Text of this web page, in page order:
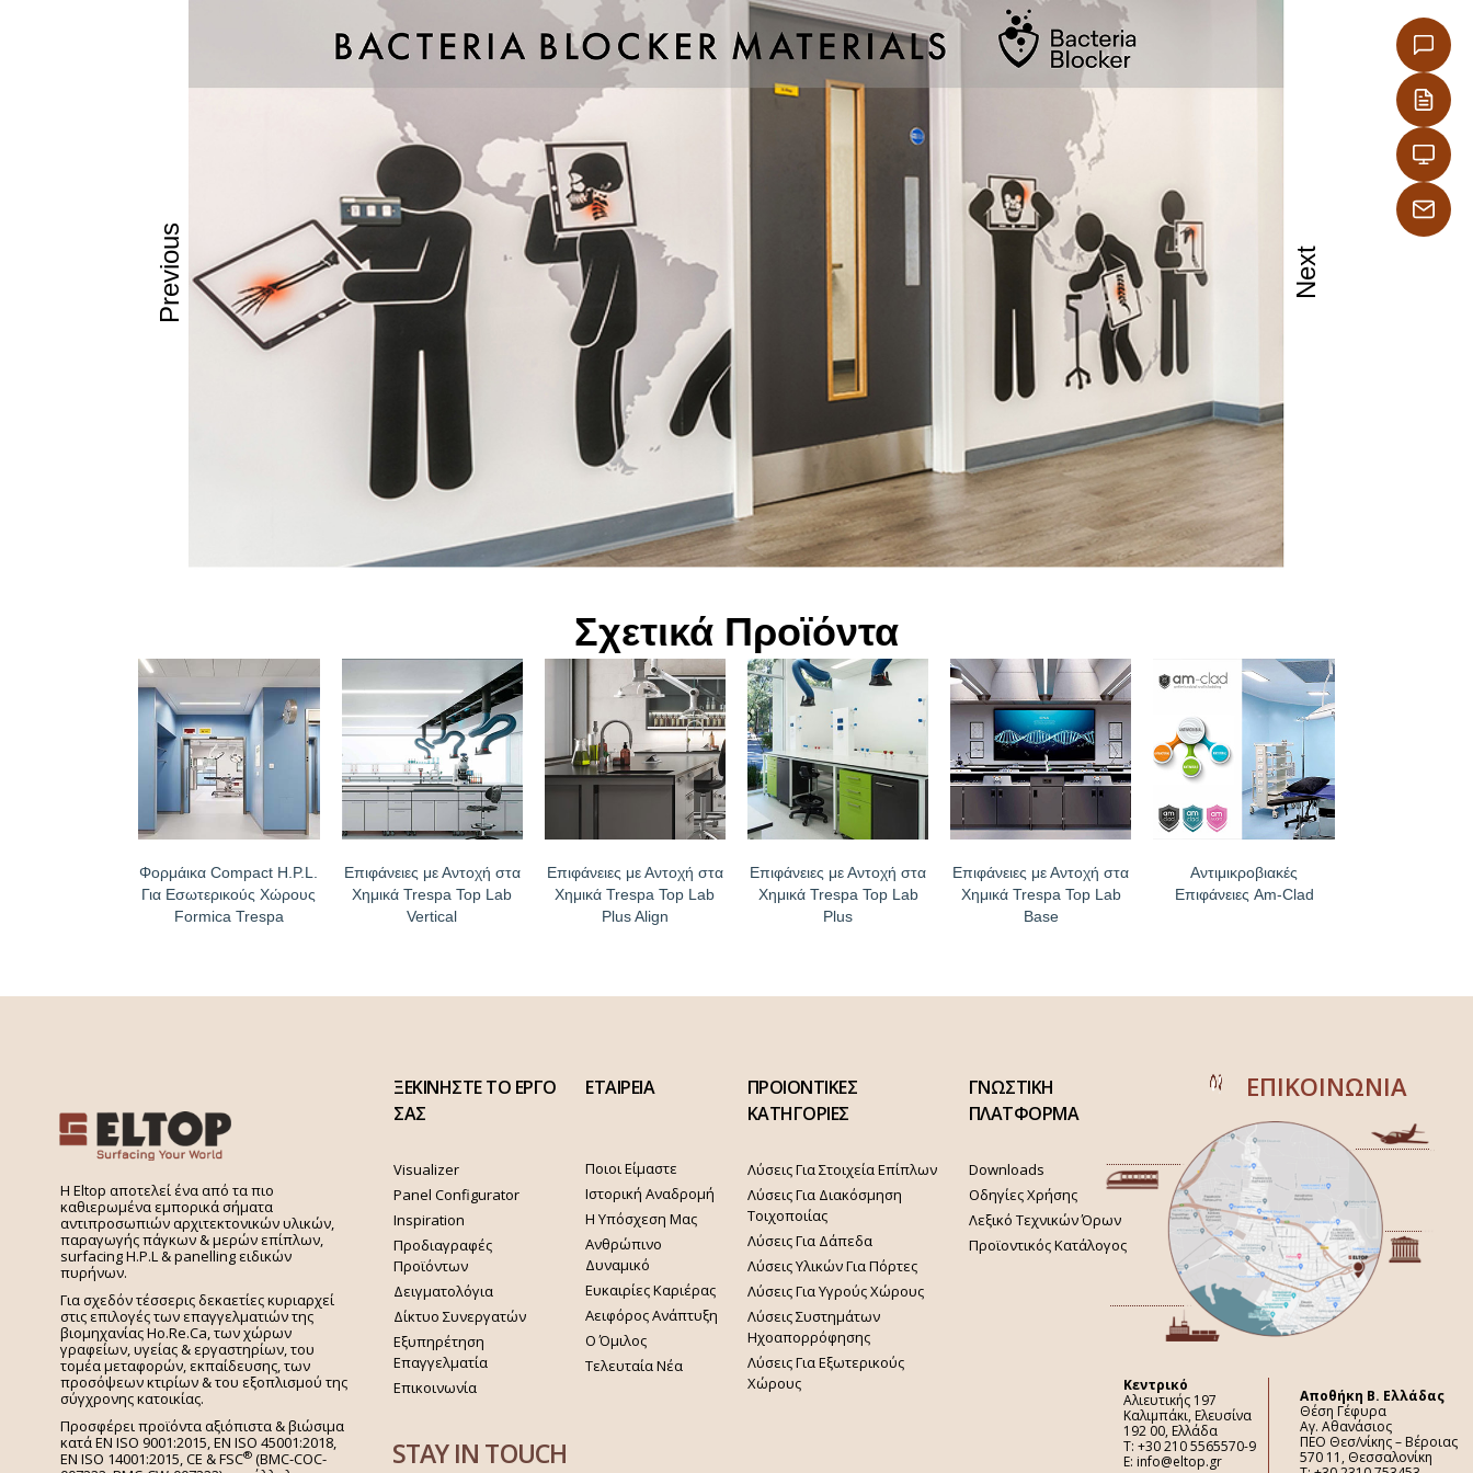
Χαρακτηριστικά
Εύκολο στο καθάρισμα
Ανθεκτικό στα χτυπήματα- κρούσεις
Αντοχή στη θερμότητα
Ανθεκτικό στις γρατσουνιές και στη φθορά
Κατάλληλο για επαφή με τρόφιμα
Εφαρμογές
Χώροι Υγείας:
Νοσοκομεία και χειρουργεία, Κέντρα ιατρικής ανάλυσης, Εργαστήρια,
Γηροκομεία.
Δημόσιοι χώροι:
Δημόσια κτίρια, Σχολεία, Πισίνες, Γυμναστήρια.
Κατοικία:
Κουζίνα, Μπάνιο, Παιδικά δωμάτια.
Επένδυση επιφανειών:Έπιπλα, Επένδυση τοιχοποιίας, Πόρτες, Θάλαμοι ανελκυστήρων.
Previous Next
Σχετικά Προϊόντα
Φορμάικα Compact H.P.L.
Για Εσωτερικούς Χώρους
Formica Trespa
Επιφάνειες με Αντοχή στα
Χημικά Trespa Top Lab
Vertical
Επιφάνειες με Αντοχή στα
Χημικά Trespa Top Lab
Plus Align
Επιφάνειες με Αντοχή στα
Χημικά Trespa Top Lab
Plus
Επιφάνειες με Αντοχή στα
Χημικά Trespa Top Lab
Base
Αντιμικροβιακές
Επιφάνειες Am-Clad
H Eltop αποτελεί ένα από τα πιο
καθιερωμένα εμπορικά σήματα
αντιπροσωπιών αρχιτεκτονικών υλικών,
παραγωγής πάγκων & μερών επίπλων,
surfacing H.P.L & panelling ειδικών
πυρήνων.
Για σχεδόν τέσσερις δεκαετίες κυριαρχεί
στις επιλογές των επαγγελματιών της
βιομηχανίας Ho.Re.Ca, των χώρων
γραφείων, υγείας & εργαστηρίων, του
τομέα μεταφορών, εκπαίδευσης, των
προσόψεων κτιρίων & του εξοπλισμού της
σύγχρονης κατοικίας.
Προσφέρει προϊόντα αξιόπιστα & βιώσιμα
κατά EN ISO 9001:2015, EN ISO 45001:2018,
EN ISO 14001:2015,CE & FSC® (BMC-COC-
ΞΕΚΙΝΗΣΤΕ ΤΟ ΕΡΓΟ
ΣΑΣ
Visualizer
Panel Configurator
Inspiration
Προδιαγραφές
Προϊόντων
Δειγματολόγια
Δίκτυο Συνεργατών
Εξυπηρέτηση
Επαγγελματία
Επικοινωνία
ΕΤΑΙΡΕΙΑ
Ποιοι Είμαστε
Ιστορική Αναδρομή
Η Υπόσχεση Μας
Ανθρώπινο
Δυναμικό
Ευκαιρίες Καριέρας
Αειφόρος Ανάπτυξη
Ο Όμιλος
Τελευταία Νέα
ΠΡΟΙΟΝΤΙΚΕΣ
ΚΑΤΗΓΟΡΙΕΣ
Λύσεις Για Στοιχεία Επίπλων
Λύσεις Για Διακόσμηση
Τοιχοποιίας
Λύσεις Για Δάπεδα
Λύσεις Υλικών Για Πόρτες
Λύσεις Για Υγρούς Χώρους
Λύσεις Συστημάτων
Ηχοαπορρόφησης
Λύσεις Για Εξωτερικούς
Χώρους
ΓΝΩΣΤΙΚΗ
ΠΛΑΤΦΟΡΜΑ
Downloads
Οδηγίες Χρήσης
Λεξικό Τεχνικών Όρων
Προϊοντικός Κατάλογος
ΕΠΙΚΟΙΝΩΝΙΑ
Κεντρικό
Αλιευτικής 197
Καλιμπάκι, Ελευσίνα
192 00, Ελλάδα
Τ: +30 210 5565570-9
E: info@eltop.gr
Aποθήκη Β. Ελλάδας
Θέση Γέφυρα
Αγ. Αθανάσιος
ΠΕΟ Θεσ/νίκης – Βέροιας
570 11, Θεσσαλονίκη
STAY IN TOUCH